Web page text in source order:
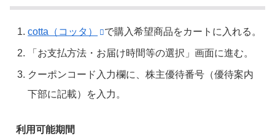
cotta（コッタ） で購入希望商品をカートに入れる。
「お支払方法・お届け時間等の選択」画面に進む。
クーポンコード入力欄に、株主優待番号（優待案内
下部に記載）を入力。
利用可能期間